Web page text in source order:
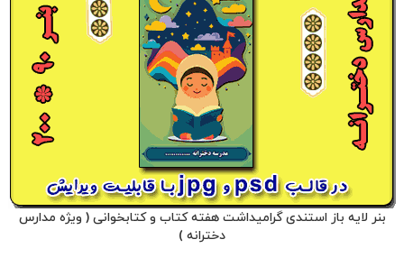
بنر لایه باز استندی گرامیداشت هفته کتاب و کتابخوانی ( ویژه مدارس
دخترانه )